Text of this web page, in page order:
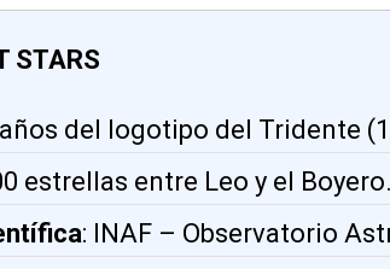
STARS
del logotipo del Tridente
estrellas entre Leo y el Boyero.
: INAF – Observatorio